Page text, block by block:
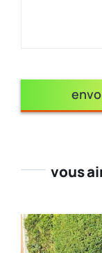
vous